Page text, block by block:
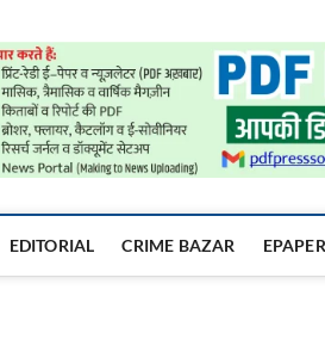
EDITORIAL CRIME BAZAR